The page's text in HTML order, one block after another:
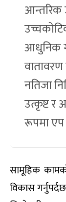
आन्तरिक
आधुनिक
नतिजा
उत्कृष्ट
रूपमा
सामूहिक
विकास